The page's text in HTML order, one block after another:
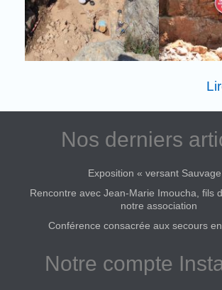
Nos derniers
Exposition « versant
Rencontre avec Jean-Marie Imoucha, fils
notre association
Conférence consacrée aux secours
Notre compte